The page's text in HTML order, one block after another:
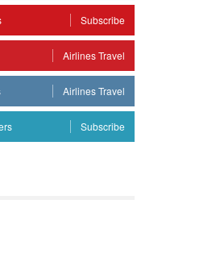
Subscribe
Airlines Travel
Airlines Travel
Subscribe